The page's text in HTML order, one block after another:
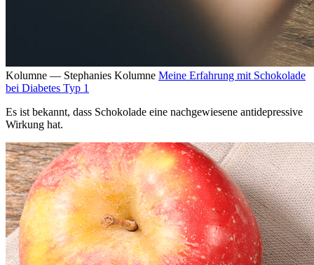
Kolumne — Stephanies Kolumne Meine Erfahrung mit Schokolade
bei Diabetes Typ 1
Es ist bekannt, dass Schokolade eine nachgewiesene antidepressive
Wirkung hat.